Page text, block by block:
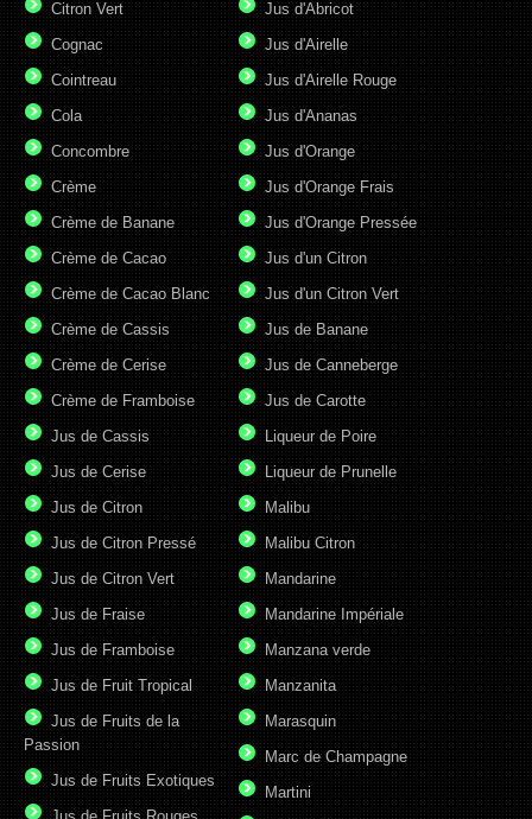
Citron Vert
Cognac
Cointreau
Cola
Concombre
Crème
Crème de Banane
Crème de Cacao
Crème de Cacao Blanc
Crème de Cassis
Crème de Cerise
Crème de Framboise
Jus d'Abricot
Jus d'Airelle
Jus d'Airelle Rouge
Jus d'Ananas
Jus d'Orange
Jus d'Orange Frais
Jus d'Orange Pressée
Jus d'un Citron
Jus d'un Citron Vert
Jus de Banane
Jus de Canneberge
Jus de Carotte
Jus de Cassis
Jus de Cerise
Jus de Citron
Jus de Citron Pressé
Jus de Citron Vert
Jus de Fraise
Jus de Framboise
Jus de Fruit Tropical
Jus de Fruits de la
Passion
Jus de Fruits Exotiques
Liqueur de Poire
Liqueur de Prunelle
Malibu
Malibu Citron
Mandarine
Mandarine Impériale
Manzana verde
Manzanita
Marasquin
Marc de Champagne
Martini